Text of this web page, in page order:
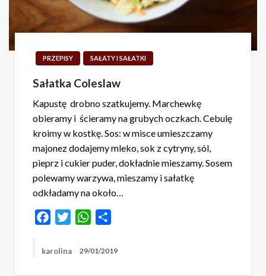
PRZEPISY SAŁATY I SAŁATKI
Sałatka Coleslaw
Kapustę drobno szatkujemy. Marchewkę
obieramy i ścieramy na grubych oczkach. Cebulę
kroimy w kostkę. Sos: w misce umieszczamy
majonez dodajemy mleko, sok z cytryny, sól,
pieprz i cukier puder, dokładnie mieszamy. Sosem
polewamy warzywa, mieszamy i sałatkę
odkładamy na około…
FacebookTwitterWhatsApp
karolina 29/01/2019